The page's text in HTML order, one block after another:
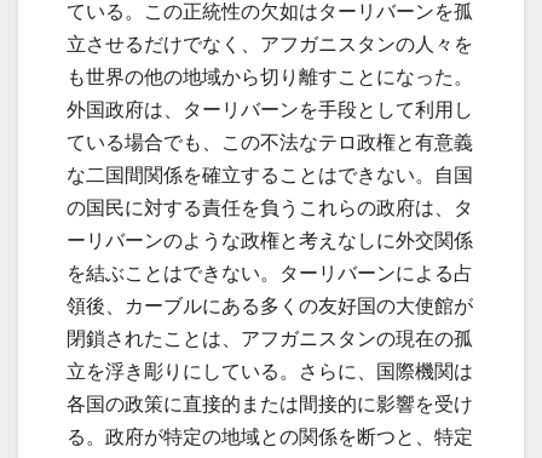
ている。この正統性の欠如はターリバーンを孤
立させるだけでなく、アフガニスタンの人々を
も世界の他の地域から切り離すことになった。
外国政府は、ターリバーンを手段として利用し
ている場合でも、この不法なテロ政権と有意義
な二国間関係を確立することはできない。自国
の国民に対する責任を負うこれらの政府は、タ
ーリバーンのような政権と考えなしに外交関係
を結ぶことはできない。ターリバーンによる占
領後、カーブルにある多くの友好国の大使館が
閉鎖されたことは、アフガニスタンの現在の孤
立を浮き彫りにしている。さらに、国際機関は
各国の政策に直接的または間接的に影響を受け
る。政府が特定の地域との関係を断つと、特定